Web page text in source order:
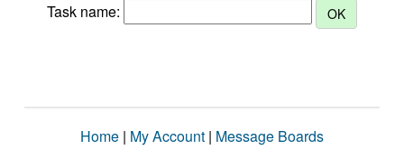
Task name:
Home | My Account | Message Boards